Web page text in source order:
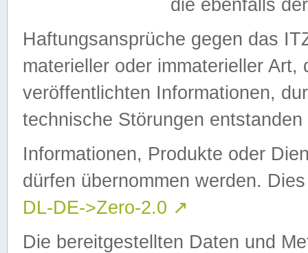
die ebenfalls
Haftungsansprüche gegen das
materieller oder immaterieller
veröffentlichten Informationen,
technische Störungen
Informationen, Produkte oder
dürfen übernommen werden.
DL-DE->Zero-2.0 ↗
Die bereitgestellten Daten und